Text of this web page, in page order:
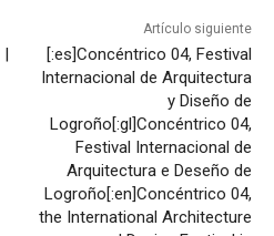
Artículo siguiente
[:es]Concéntrico 04, Festival
Internacional de Arquitectura
y Diseño de
Logroño[:gl]Concéntrico 04,
Festival Internacional de
Arquitectura e Deseño de
Logroño[:en]Concéntrico 04,
the International Architecture